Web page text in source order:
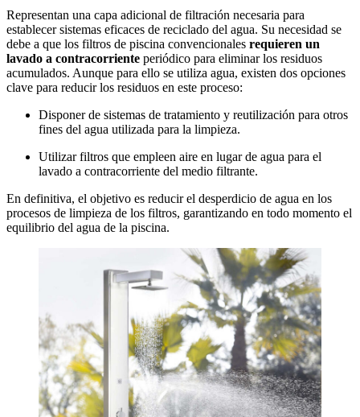
Representan una capa adicional de filtración necesaria para
establecer sistemas eficaces de reciclado del agua. Su necesidad se
debe a que los filtros de piscina convencionales requieren un
lavado a contracorriente periódico para eliminar los residuos
acumulados. Aunque para ello se utiliza agua, existen dos opciones
clave para reducir los residuos en este proceso:
Disponer de sistemas de tratamiento y reutilización para otros
fines del agua utilizada para la limpieza.
Utilizar filtros que empleen aire en lugar de agua para el
lavado a contracorriente del medio filtrante.
En definitiva, el objetivo es reducir el desperdicio de agua en los
procesos de limpieza de los filtros, garantizando en todo momento el
equilibrio del agua de la piscina.